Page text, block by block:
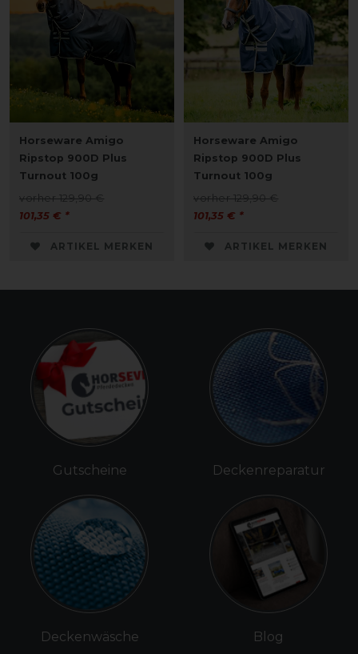
Horseware Amigo
Ripstop 900D Plus
Turnout 100g
vorher 129,90 €
101,35 € *
ARTIKEL MERKEN
Horseware Amigo
Ripstop 900D Plus
Turnout 100g
vorher 129,90 €
101,35 € *
ARTIKEL MERKEN
Gutscheine
Deckenwäsche
Deckenreparatur
Blog